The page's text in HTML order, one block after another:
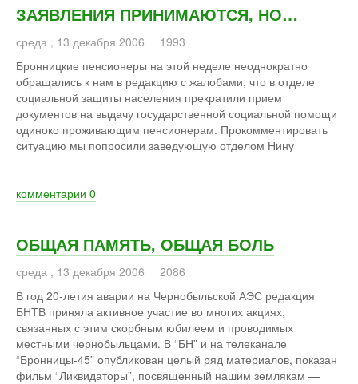
ЗАЯВЛЕНИЯ ПРИНИМАЮТСЯ, НО…
среда , 13 декабря 2006
1993
Бронницкие пенсионеры на этой неделе неоднократно
обращались к нам в редакцию с жалобами, что в отделе
социальной защиты населения прекратили прием
документов на выдачу государственной социальной помощи
одиноко проживающим пенсионерам. Прокомментировать
ситуацию мы попросили заведующую отделом Нину
комментарии 0
ОБЩАЯ ПАМЯТЬ, ОБЩАЯ БОЛЬ
среда , 13 декабря 2006
2086
В год 20-летия аварии на Чернобыльской АЭС редакция
БНТВ приняла активное участие во многих акциях,
связанных с этим скорбным юбилеем и проводимых
местными чернобыльцами. В “БН” и на телеканале
“Бронницы-45” опубликован целый ряд материалов, показан
фильм “Ликвидаторы”, посвященный нашим землякам —